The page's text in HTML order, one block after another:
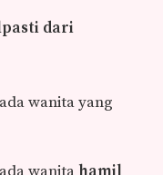
dari
wanita yang